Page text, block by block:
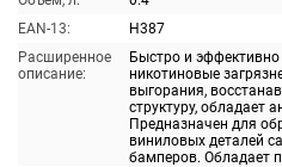
EAN-13:
H387
Расширенное
описание:
Быстро и
никотиновые
выгорания,
структуру, обладает
Предназначен для
виниловых деталей
бамперов. Обладает